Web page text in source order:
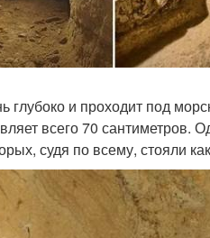
глубоко и проходит под
всего 70 сантиметров.
судя по всему, стояли